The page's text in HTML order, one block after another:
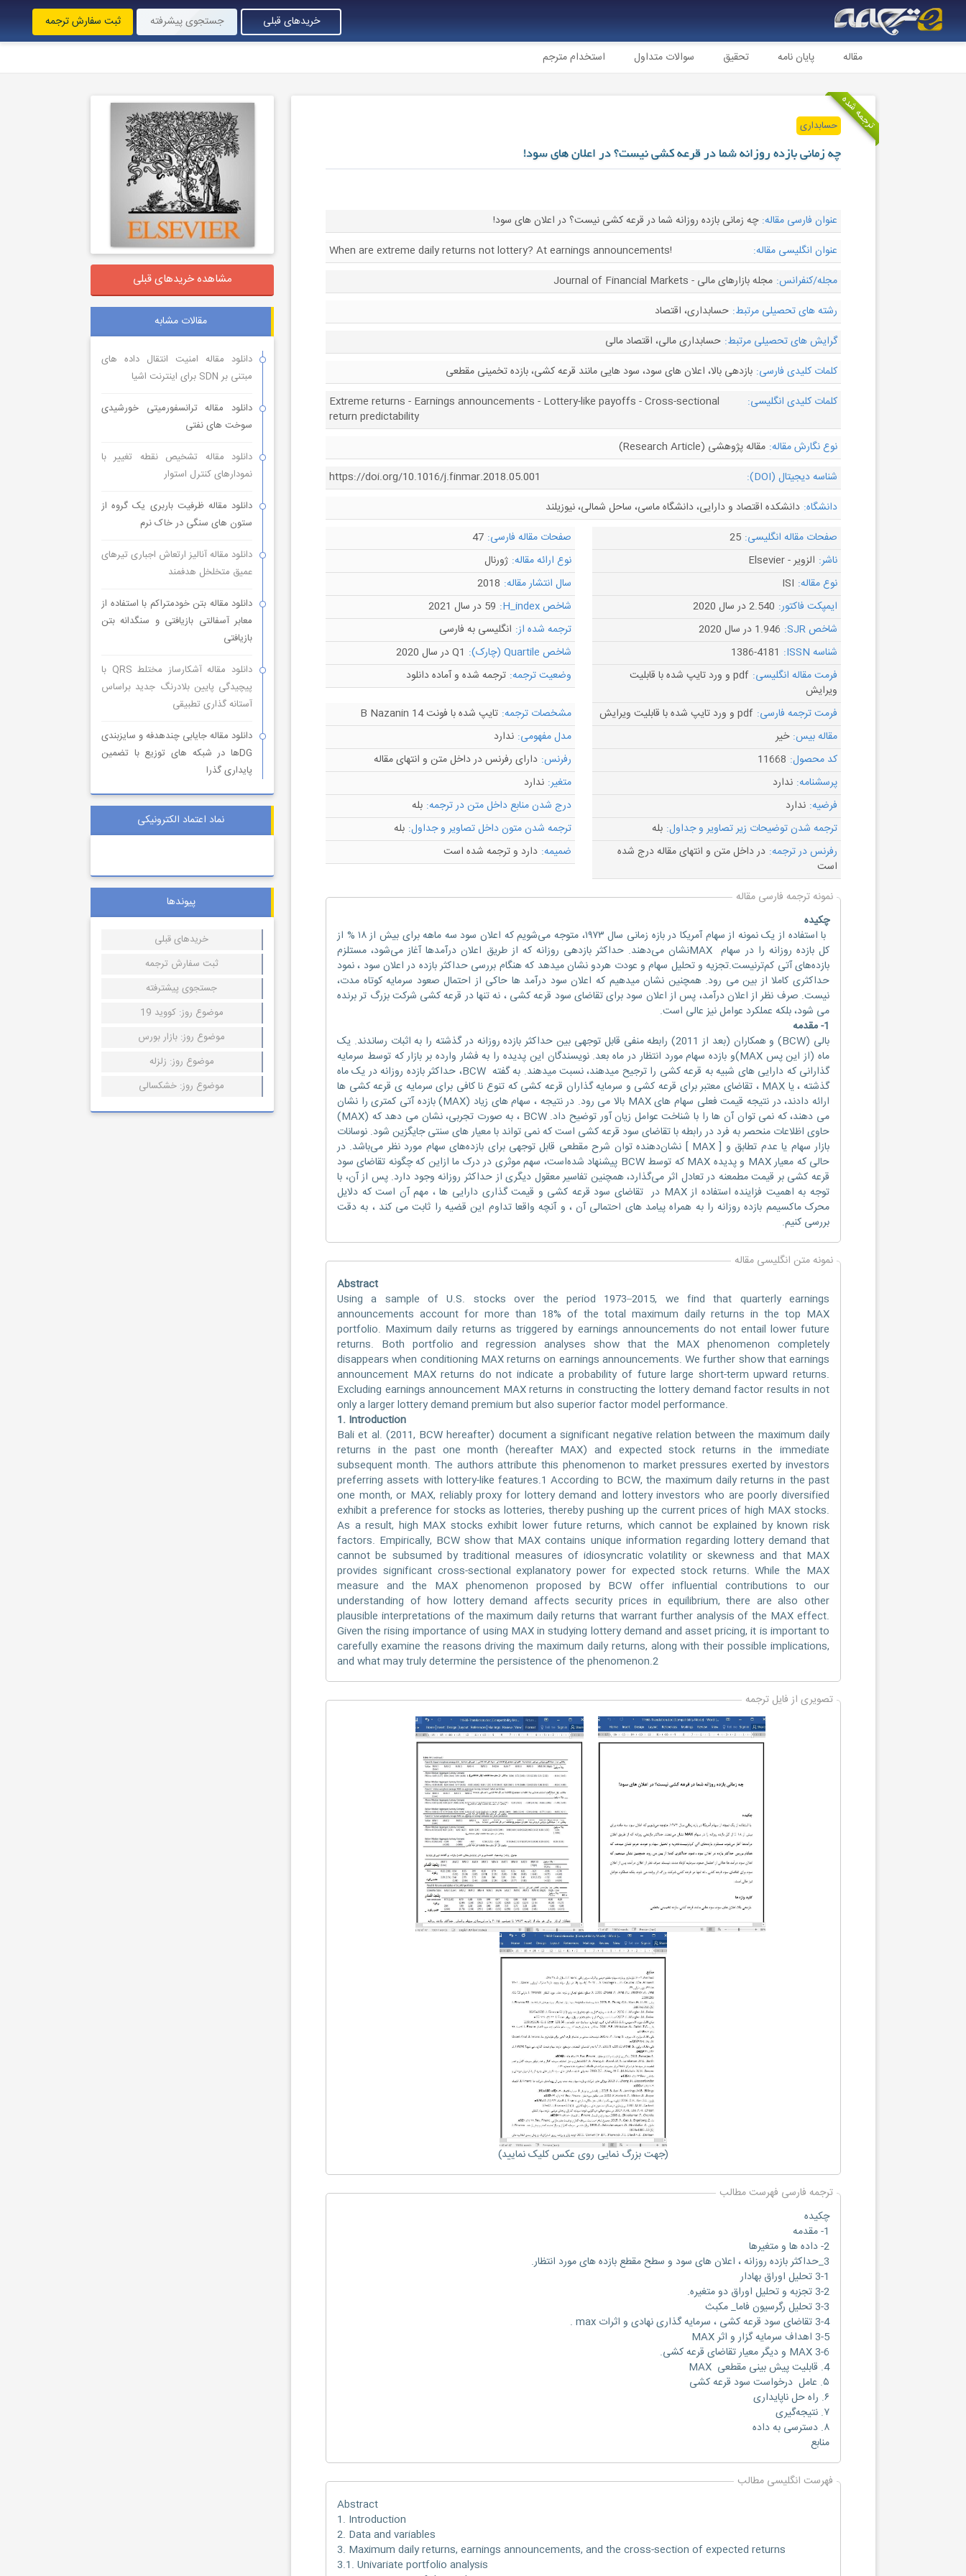
خریدهای قبلی جستجوی پیشرفته ثبت سفارش ترجمه
مقاله پایان نامه تحقیق سوالات متداول استخدام مترجم
ترجمه شدهحسابداری
چه زمانی بازده روزانه شما در قرعه کشی نیست؟ در اعلان های سود!
عنوان فارسی مقاله: چه زمانی بازده روزانه شما در قرعه کشی نیست؟ در اعلان های سود!
عنوان انگلیسی مقاله:
When are extreme daily returns not lottery? At earnings announcements!
مجله/کنفرانس: مجله بازارهای مالی - Journal of Financial Markets
رشته های تحصیلی مرتبط: حسابداری، اقتصاد
گرایش های تحصیلی مرتبط: حسابداری مالی، اقتصاد مالی
کلمات کلیدی فارسی: بازدهی بالا، اعلان های سود، سود هایی مانند قرعه کشی، بازده تخمینی مقطعی
کلمات کلیدی انگلیسی:
Extreme returns - Earnings announcements - Lottery-like payoffs - Cross-sectional
return predictability
نوع نگارش مقاله: مقاله پژوهشی (Research Article)
شناسه دیجیتال (DOI):
https://doi.org/10.1016/j.finmar.2018.05.001
دانشگاه: دانشکده اقتصاد و دارایی، دانشگاه ماسی، ساحل شمالی، نیوزیلند
صفحات مقاله انگلیسی: 25 صفحات مقاله فارسی: 47
ناشر: الزویر - Elsevier نوع ارائه مقاله: ژورنال
نوع مقاله: ISI سال انتشار مقاله: 2018
ایمپکت فاکتور: 2.540 در سال 2020 شاخص H_index:
59 در سال 2021
شاخص SJR:
1.946 در سال 2020 ترجمه شده از: انگلیسی به فارسی
شناسه ISSN:
1386-4181 شاخص Quartile (چارک):
Q1 در سال 2020
فرمت مقاله انگلیسی:
pdf و ورد تایپ شده با قابلیت
ویرایش
وضعیت ترجمه: ترجمه شده و آماده دانلود
فرمت ترجمه فارسی: pdf و ورد تایپ شده با قابلیت ویرایش مشخصات ترجمه: تایپ شده با فونت B Nazanin 14
مقاله بیس: خیر مدل مفهومی: ندارد
کد محصول: 11668 رفرنس: دارای رفرنس در داخل متن و انتهای مقاله
پرسشنامه: ندارد متغیر: ندارد
فرضیه: ندارد درج شدن منابع داخل متن در ترجمه: بله
ترجمه شدن توضیحات زیر تصاویر و جداول: بله ترجمه شدن متون داخل تصاویر و جداول: بله
رفرنس در ترجمه: در داخل متن و انتهای مقاله درج شده
است
ضمیمه: دارد و ترجمه شده است
نمونه ترجمه فارسی مقاله
چکیده
با استفاده از یک نمونه از سهام آمریکا در بازه زمانی سال ۱۹۷۳، متوجه می‌شویم که اعلان سود سه ماهه برای بیش از ۱۸ % از
کل بازده روزانه را در سهام MAXنشان می‌دهند. حداکثر بازدهی روزانه که از طریق اعلان درآمدها آغاز می‌شود، مستلزم
بازده‌های آتی کم‌ترنیست.تجزیه و تحلیل سهام و عودت هردو نشان میدهد که هنگام بررسی حداکثر بازده در اعلان سود ، نمود
حداکثری کاملا از بین می رود. همچنین نشان میدهیم که اعلان سود درآمد ها حاکی از احتمال صعود سرمایه کوتاه مدت،
نیست. صرف نظر از اعلان درآمد، پس از اعلان سود برای تقاضای سود قرعه کشی ، نه تنها در قرعه کشی شرکت بزرگ تر برنده
می شود، بلکه عملکرد عوامل نیز عالی است.
1- مقدمه
بالی (BCW) و همکاران (بعد از 2011) رابطه منفی قابل ‌توجهی بین حداکثر بازده روزانه در گذشته را به اثبات رساندند. یک
ماه (از این پس MAX)و بازده سهام مورد انتظار در ماه بعد. نویسندگان این پدیده را به فشار وارده بر بازار که توسط سرمایه
گذارانی که دارایی های شبیه به قرعه کشی را ترجیح میدهند، نسبت میدهند. به گفته BCW، حداکثر بازده روزانه در یک ماه
گذشته ، یا MAX ، تقاضای معتبر برای قرعه کشی و سرمایه گذاران قرعه کشی که تنوع نا کافی برای سرمایه ی قرعه کشی ها
ارائه دادند، در نتیجه قیمت فعلی سهام های MAX بالا می رود. در نتیجه ، سهام های زیاد (MAX) بازده آتی کمتری را نشان
می دهند، که نمی توان آن ها را با شناخت عوامل زیان آور توضیح داد. BCW ، به صورت تجربی، نشان می دهد که (MAX)
حاوی اظلاعات منحصر به فرد در رابطه با تقاضای سود قرعه کشی است که نمی تواند با معیار های سنتی جایگزین شود. نوسانات
بازار سهام یا عدم تطابق و [ MAX ] نشان‌دهنده توان شرح مقطعی قابل ‌توجهی برای بازده‌های سهام مورد نظر می‌باشد. در
حالی که معیار MAX و پدیده MAX که توسط BCW پیشنهاد شده‌است، سهم موثری در درک ما ازاین که چگونه تقاضای سود
قرعه کشی بر قیمت مطمعنه در تعادل اثر می‌گذارد، همچنین تفاسیر معقول دیگری از حداکثر روزانه وجود دارد. پس از آن، با
توجه به اهمیت فزاینده استفاده از MAX در تقاضای سود قرعه کشی و قیمت گذاری دارایی ها ، مهم آن است که دلایل
محرک ماکسیمم بازده روزانه را به همراه پیامد های احتمالی آن ، و آنچه واقعا تداوم این قضیه را ثابت می کند ، به دقت
بررسی کنیم.
نمونه متن انگلیسی مقاله
Abstract
Using a sample of U.S. stocks over the period 1973–2015, we find that quarterly earnings
announcements account for more than 18% of the total maximum daily returns in the top MAX
portfolio. Maximum daily returns as triggered by earnings announcements do not entail lower future
returns. Both portfolio and regression analyses show that the MAX phenomenon completely
disappears when conditioning MAX returns on earnings announcements. We further show that earnings
announcement MAX returns do not indicate a probability of future large short-term upward returns.
Excluding earnings announcement MAX returns in constructing the lottery demand factor results in not
only a larger lottery demand premium but also superior factor model performance.
1. Introduction
Bali et al. (2011, BCW hereafter) document a significant negative relation between the maximum daily
returns in the past one month (hereafter MAX) and expected stock returns in the immediate
subsequent month. The authors attribute this phenomenon to market pressures exerted by investors
preferring assets with lottery-like features.1 According to BCW, the maximum daily returns in the past
one month, or MAX, reliably proxy for lottery demand and lottery investors who are poorly diversified
exhibit a preference for stocks as lotteries, thereby pushing up the current prices of high MAX stocks.
As a result, high MAX stocks exhibit lower future returns, which cannot be explained by known risk
factors. Empirically, BCW show that MAX contains unique information regarding lottery demand that
cannot be subsumed by traditional measures of idiosyncratic volatility or skewness and that MAX
provides significant cross-sectional explanatory power for expected stock returns. While the MAX
measure and the MAX phenomenon proposed by BCW offer influential contributions to our
understanding of how lottery demand affects security prices in equilibrium, there are also other
plausible interpretations of the maximum daily returns that warrant further analysis of the MAX effect.
Given the rising importance of using MAX in studying lottery demand and asset pricing, it is important to
carefully examine the reasons driving the maximum daily returns, along with their possible implications,
and what may truly determine the persistence of the phenomenon.2
تصویری از فایل ترجمه
(جهت بزرگ نمایی روی عکس کلیک نمایید)
ترجمه فارسی فهرست مطالب
چکیده
1- مقدمه
2- داده ها و متغیرها
3_حداکثر بازده روزانه ، اعلان های سود و سطح مقطع بازده های مورد انتظار.
3-1 تحلیل اوراق بهادار
3-2 تجزبه و تحلیل اوراق دو متغیره.
3-3 تحلیل رگرسیون فاما_ مکبث
3-4 تقاضای سود قرعه کشی ، سرمایه گذاری نهادی و اثرات max .
3-5 اهداف سرمایه گزار و اثر MAX
3-6 MAX و دیگر معیار تقاضای قرعه کشی.
4. قابلیت پیش بینی مقطعی MAX
۵. عامل درخواست سود قرعه کشی
۶. راه حل ناپایداری
۷. نتیجه‌گیری
۸. دسترسی به داده
منابع
فهرست انگلیسی مطالب
Abstract
1. Introduction
2. Data and variables
3. Maximum daily returns, earnings announcements, and the cross-section of expected returns
3.1. Univariate portfolio analysis
مشاهده خریدهای قبلی
مقالات مشابه
دانلود مقاله امنیت انتقال داده های
مبتنی بر SDN برای اینترنت اشیا
دانلود مقاله ترانسفورمیتی خورشیدی
سوخت های نفتی
دانلود مقاله تشخیص نقطه تغییر با
نمودارهای کنترل استوار
دانلود مقاله ظرفیت باربری یک گروه از
ستون های سنگی در خاک نرم
دانلود مقاله آنالیز ارتعاش اجباری تیرهای
عمیق متخلخل هدفمند
دانلود مقاله بتن خودمتراکم با استفاده از
معابر آسفالتی بازیافتی و سنگدانه بتن
بازیافتی
دانلود مقاله آشکارساز مختلط QRS با
پیچیدگی پایین بلادرنگ جدید براساس
آستانه گذاری تطبیقی
دانلود مقاله جایابی چندهدفه و سایزبندی
DGها در شبکه های توزیع با تضمین
پایداری گذرا
نماد اعتماد الکترونیکی
پیوندها
خریدهای قبلی
ثبت سفارش ترجمه
جستجوی پیشترفته
موضوع روز: کووید 19
موضوع روز: بازار بورس
موضوع روز: زلزله
موضوع روز: خشکسالی